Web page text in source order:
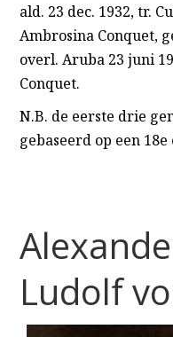
ald. 23 dec. 1932, tr.
Ambrosina Conquet,
overl. Aruba 23 juni
Conquet.
N.B. de eerste drie
gebaseerd op een
Ludolf